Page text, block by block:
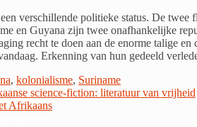
verschillende politieke status. De
en Guyana zijn twee onafhankelijke
recht te doen aan de enorme talige
Erkenning van hun gedeeld
, kolonialisme, Suriname
science-fiction: literatuur van vrijheid
Afrikaans